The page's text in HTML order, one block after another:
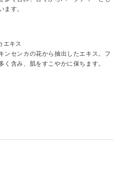
ます。
エキス
ンセンカの花から抽出したエキス。フ
く含み、肌をすこやかに保ちます。